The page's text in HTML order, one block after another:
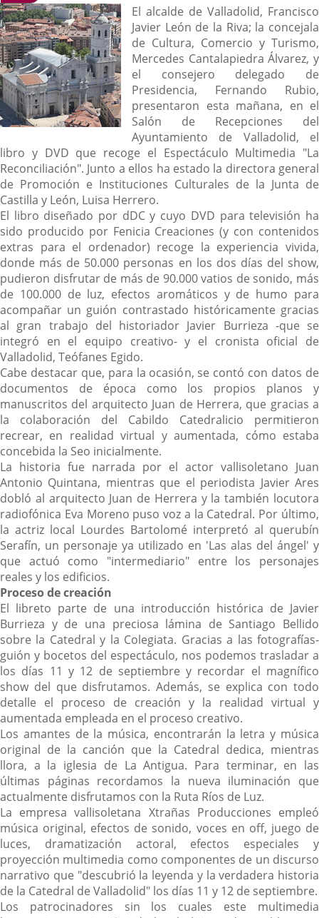
Descripción
El alcalde de Valladolid, Francisco
Javier León de la Riva; la concejala
de Cultura, Comercio y Turismo,
Mercedes Cantalapiedra Álvarez, y
el consejero delegado de
Presidencia, Fernando Rubio,
presentaron esta mañana, en el
Salón de Recepciones del
Ayuntamiento de Valladolid, el
libro y DVD que recoge el Espectáculo Multimedia "La
Reconciliación". Junto a ellos ha estado la directora general
de Promoción e Instituciones Culturales de la Junta de
Castilla y León, Luisa Herrero.
El libro diseñado por dDC y cuyo DVD para televisión ha
sido producido por Fenicia Creaciones (y con contenidos
extras para el ordenador) recoge la experiencia vivida,
donde más de 50.000 personas en los dos días del show,
pudieron disfrutar de más de 90.000 vatios de sonido, más
de 100.000 de luz, efectos aromáticos y de humo para
acompañar un guión contrastado históricamente gracias
al gran trabajo del historiador Javier Burrieza -que se
integró en el equipo creativo- y el cronista oficial de
Valladolid, Teófanes Egido.
Cabe destacar que, para la ocasión, se contó con datos de
documentos de época como los propios planos y
manuscritos del arquitecto Juan de Herrera, que gracias a
la colaboración del Cabildo Catedralicio permitieron
recrear, en realidad virtual y aumentada, cómo estaba
concebida la Seo inicialmente.
La historia fue narrada por el actor vallisoletano Juan
Antonio Quintana, mientras que el periodista Javier Ares
dobló al arquitecto Juan de Herrera y la también locutora
radiofónica Eva Moreno puso voz a la Catedral. Por último,
la actriz local Lourdes Bartolomé interpretó al querubín
Serafín, un personaje ya utilizado en 'Las alas del ángel' y
que actuó como "intermediario" entre los personajes
reales y los edificios.
Proceso de creación
El libreto parte de una introducción histórica de Javier
Burrieza y de una preciosa lámina de Santiago Bellido
sobre la Catedral y la Colegiata. Gracias a las fotografías-
guión y bocetos del espectáculo, nos podemos trasladar a
los días 11 y 12 de septiembre y recordar el magnífico
show del que disfrutamos. Además, se explica con todo
detalle el proceso de creación y la realidad virtual y
aumentada empleada en el proceso creativo.
Los amantes de la música, encontrarán la letra y música
original de la canción que la Catedral dedica, mientras
llora, a la iglesia de La Antigua. Para terminar, en las
últimas páginas recordamos la nueva iluminación que
actualmente disfrutamos con la Ruta Ríos de Luz.
La empresa vallisoletana Xtrañas Producciones empleó
música original, efectos de sonido, voces en off, juego de
luces, dramatización actoral, efectos especiales y
proyección multimedia como componentes de un discurso
narrativo que "descubrió la leyenda y la verdadera historia
de la Catedral de Valladolid" los días 11 y 12 de septiembre.
Los patrocinadores sin los cuales este multimedia